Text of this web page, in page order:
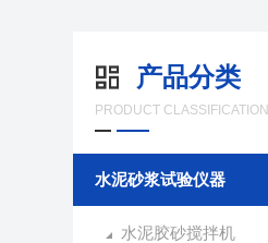
产品分类
PRODUCT CLASSIFICATION
水泥砂浆试验仪器
水泥胶砂搅拌机